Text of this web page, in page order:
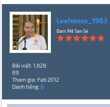
Leehonso_1983
Đam Mê San Sẻ
Bài viết: 1,628
89
Tham gia: Feb 2012
Danh tiếng: 6